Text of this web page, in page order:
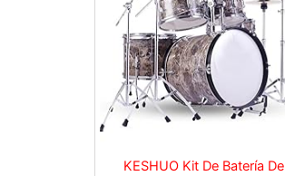
KESHUO Kit De Batería De